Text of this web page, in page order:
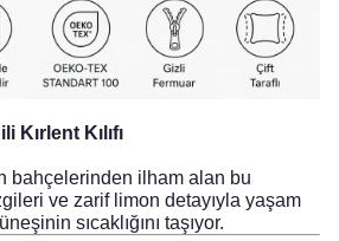
Kırlent Kılıfı
bahçelerinden ilham alan bu
ve zarif limon detayıyla yaşam
sıcaklığını taşıyor.